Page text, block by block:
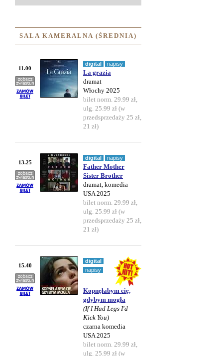
SALA KAMERALNA (ŚREDNIA)
11.00
digital napisy
La grazia
dramat
Włochy 2025
bilet norm. 29.99 zł,
ulg. 25.99 zł (w
przedsprzedaży 25 zł,
21 zł)
13.25
digital napisy
Father Mother
Sister Brother
dramat, komedia
USA 2025
bilet norm. 29.99 zł,
ulg. 25.99 zł (w
przedsprzedaży 25 zł,
21 zł)
15.40
digital
napisy
Kopnęłabym cię,
gdybym mogła
(If I Had Legs I'd
Kick You)
czarna komedia
USA 2025
bilet norm. 29.99 zł,
ulg. 25.99 zł (w